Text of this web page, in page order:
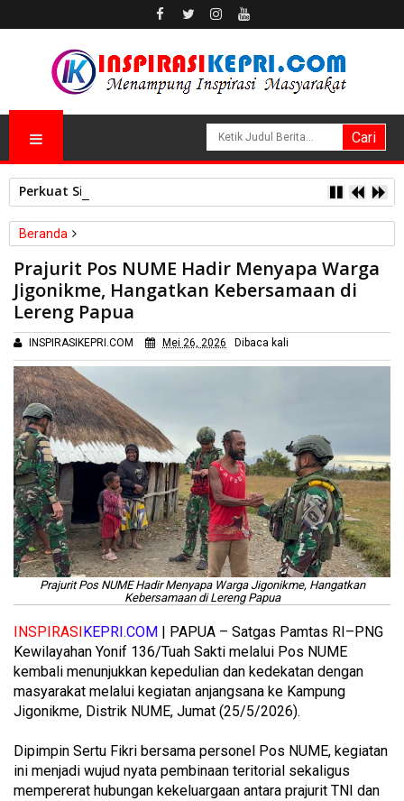
Perkuat Sinergi Kelembagaan, RSBP Batam dan BPOM
Beranda
Prajurit Pos NUME Hadir Menyapa Warga Jigonikme, Hangatkan
Kebersamaan di Lereng Papua
Prajurit Pos NUME Hadir Menyapa Warga
Jigonikme, Hangatkan Kebersamaan di
Lereng Papua
INSPIRASIKEPRI.COM Mei 26, 2026 Dibaca kali
Prajurit Pos NUME Hadir Menyapa Warga Jigonikme, Hangatkan
Kebersamaan di Lereng Papua
INSPIRASI KEPRI.COM
| PAPUA – Satgas Pamtas RI–PNG
Kewilayahan Yonif 136/Tuah Sakti melalui Pos NUME
kembali menunjukkan kepedulian dan kedekatan dengan
masyarakat melalui kegiatan anjangsana ke Kampung
Jigonikme, Distrik NUME, Jumat (25/5/2026).
Dipimpin Sertu Fikri bersama personel Pos NUME, kegiatan
ini menjadi wujud nyata pembinaan teritorial sekaligus
mempererat hubungan kekeluargaan antara prajurit TNI dan